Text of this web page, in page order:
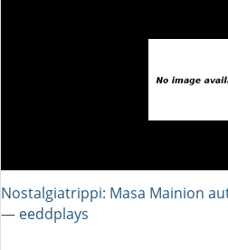
Nostalgiatrippi: Masa Mainion
― eeddplays